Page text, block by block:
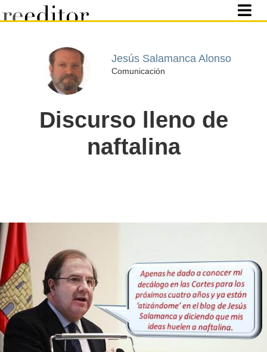
Jesús Salamanca Alonso
Comunicación
Discurso lleno de
naftalina